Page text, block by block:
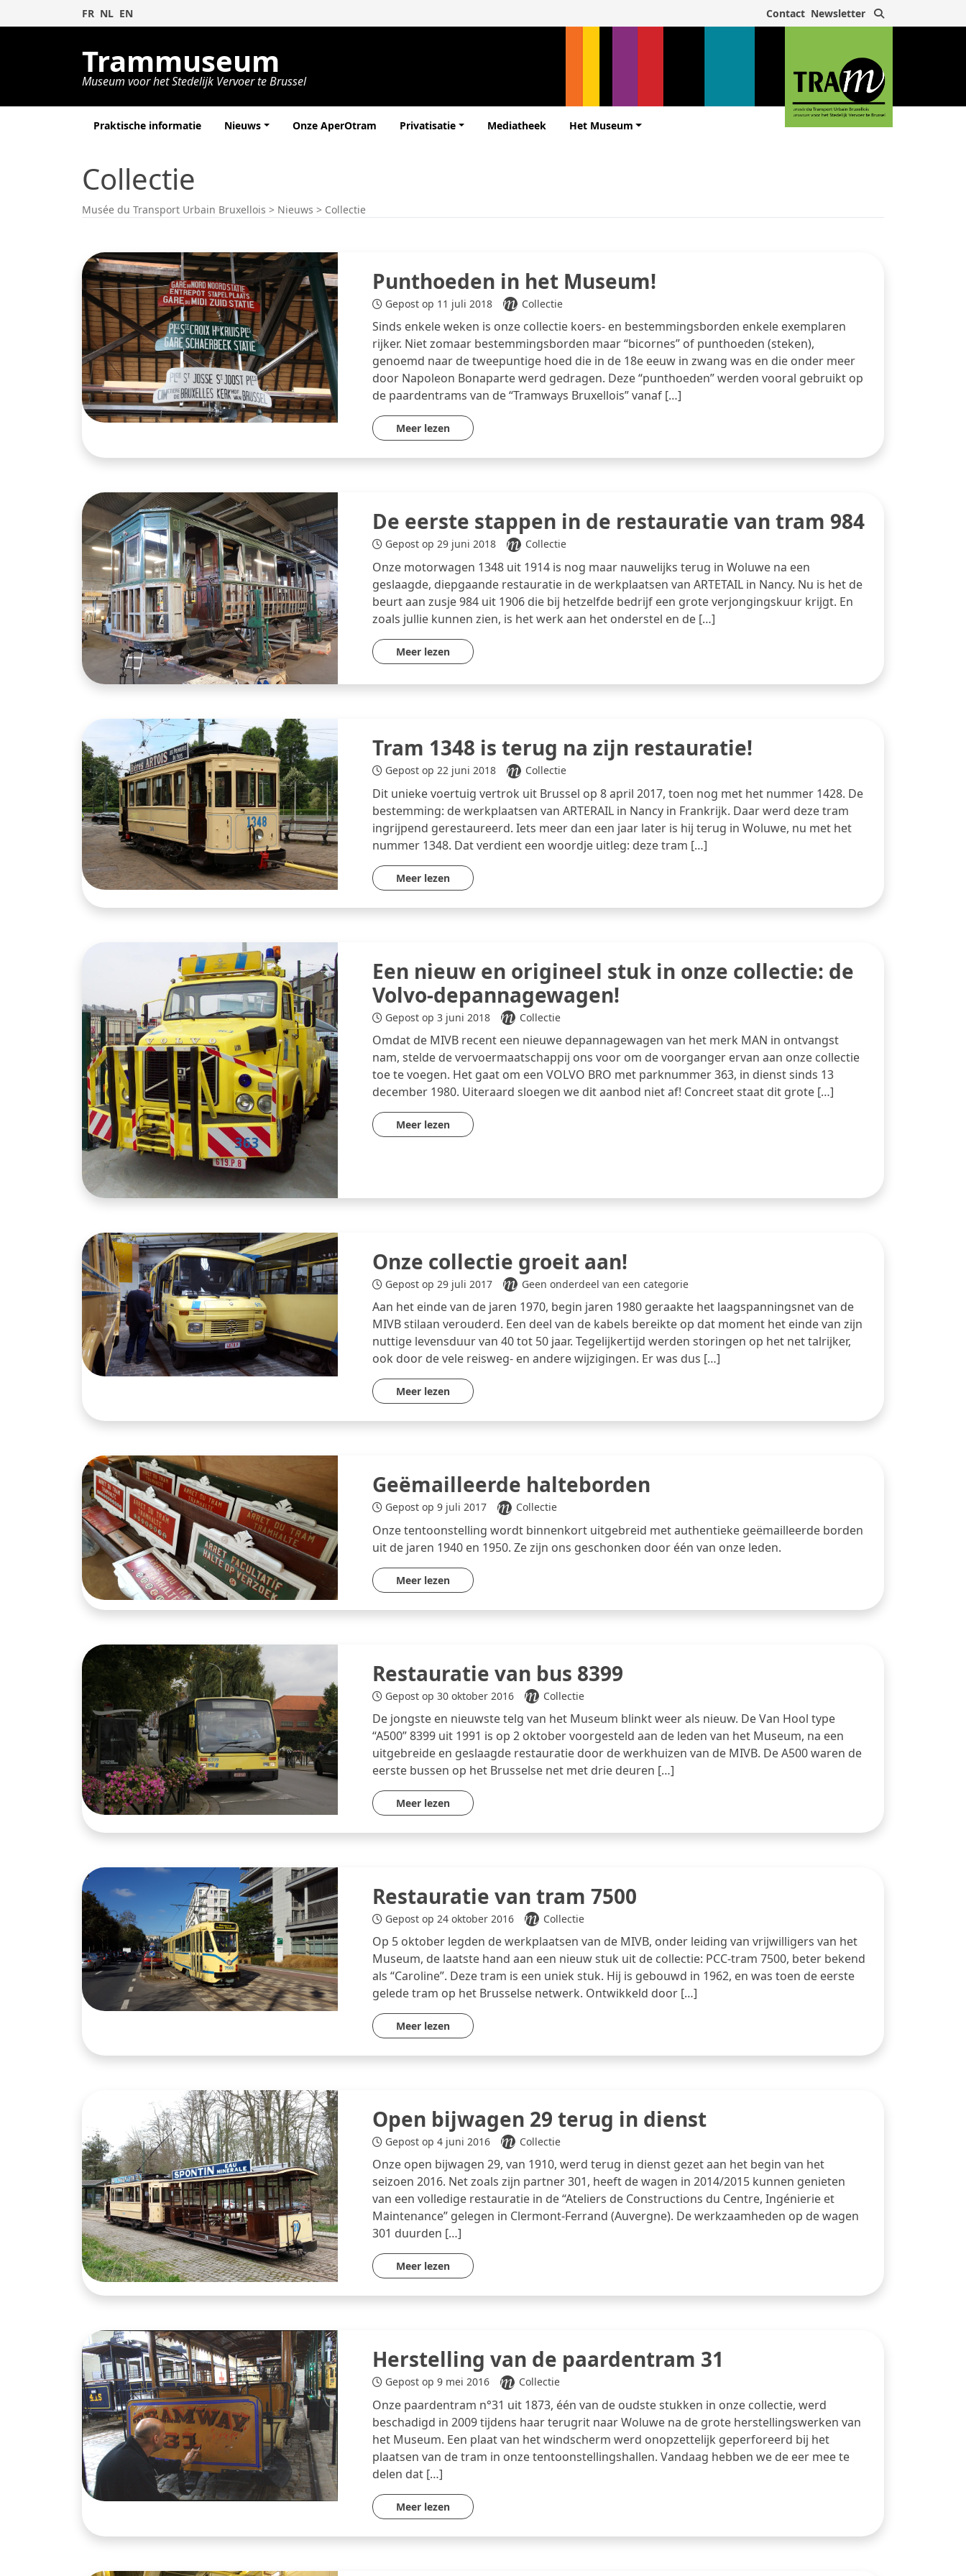
FR NL EN Contact Newsletter
Trammuseum
Museum voor het Stedelijk Vervoer te Brussel
Praktische informatie Nieuws Onze AperOtram Privatisatie Mediatheek Het Museum
Collectie
Musée du Transport Urbain Bruxellois > Nieuws > Collectie
Punthoeden in het Museum!
Gepost op 11 juli 2018 Collectie
Sinds enkele weken is onze collectie koers- en bestemmingsborden enkele exemplaren
rijker. Niet zomaar bestemmingsborden maar “bicornes” of punthoeden (steken),
genoemd naar de tweepuntige hoed die in de 18e eeuw in zwang was en die onder meer
door Napoleon Bonaparte werd gedragen. Deze “punthoeden” werden vooral gebruikt op
de paardentrams van de “Tramways Bruxellois” vanaf […]
Meer lezen
De eerste stappen in de restauratie van tram 984
Gepost op 29 juni 2018 Collectie
Onze motorwagen 1348 uit 1914 is nog maar nauwelijks terug in Woluwe na een
geslaagde, diepgaande restauratie in de werkplaatsen van ARTETAIL in Nancy. Nu is het de
beurt aan zusje 984 uit 1906 die bij hetzelfde bedrijf een grote verjongingskuur krijgt. En
zoals jullie kunnen zien, is het werk aan het onderstel en de […]
Meer lezen
Tram 1348 is terug na zijn restauratie!
Gepost op 22 juni 2018 Collectie
Dit unieke voertuig vertrok uit Brussel op 8 april 2017, toen nog met het nummer 1428. De
bestemming: de werkplaatsen van ARTERAIL in Nancy in Frankrijk. Daar werd deze tram
ingrijpend gerestaureerd. Iets meer dan een jaar later is hij terug in Woluwe, nu met het
nummer 1348. Dat verdient een woordje uitleg: deze tram […]
Meer lezen
Een nieuw en origineel stuk in onze collectie: de
Volvo-depannagewagen!
Gepost op 3 juni 2018 Collectie
Omdat de MIVB recent een nieuwe depannagewagen van het merk MAN in ontvangst
nam, stelde de vervoermaatschappij ons voor om de voorganger ervan aan onze collectie
toe te voegen. Het gaat om een VOLVO BRO met parknummer 363, in dienst sinds 13
december 1980. Uiteraard sloegen we dit aanbod niet af! Concreet staat dit grote […]
Meer lezen
Onze collectie groeit aan!
Gepost op 29 juli 2017 Geen onderdeel van een categorie
Aan het einde van de jaren 1970, begin jaren 1980 geraakte het laagspanningsnet van de
MIVB stilaan verouderd. Een deel van de kabels bereikte op dat moment het einde van zijn
nuttige levensduur van 40 tot 50 jaar. Tegelijkertijd werden storingen op het net talrijker,
ook door de vele reisweg- en andere wijzigingen. Er was dus […]
Meer lezen
Geëmailleerde halteborden
Gepost op 9 juli 2017 Collectie
Onze tentoonstelling wordt binnenkort uitgebreid met authentieke geëmailleerde borden
uit de jaren 1940 en 1950. Ze zijn ons geschonken door één van onze leden.
Meer lezen
Restauratie van bus 8399
Gepost op 30 oktober 2016 Collectie
De jongste en nieuwste telg van het Museum blinkt weer als nieuw. De Van Hool type
“A500” 8399 uit 1991 is op 2 oktober voorgesteld aan de leden van het Museum, na een
uitgebreide en geslaagde restauratie door de werkhuizen van de MIVB. De A500 waren de
eerste bussen op het Brusselse net met drie deuren […]
Meer lezen
Restauratie van tram 7500
Gepost op 24 oktober 2016 Collectie
Op 5 oktober legden de werkplaatsen van de MIVB, onder leiding van vrijwilligers van het
Museum, de laatste hand aan een nieuw stuk uit de collectie: PCC-tram 7500, beter bekend
als “Caroline”. Deze tram is een uniek stuk. Hij is gebouwd in 1962, en was toen de eerste
gelede tram op het Brusselse netwerk. Ontwikkeld door […]
Meer lezen
Open bijwagen 29 terug in dienst
Gepost op 4 juni 2016 Collectie
Onze open bijwagen 29, van 1910, werd terug in dienst gezet aan het begin van het
seizoen 2016. Net zoals zijn partner 301, heeft de wagen in 2014/2015 kunnen genieten
van een volledige restauratie in de “Ateliers de Constructions du Centre, Ingénierie et
Maintenance” gelegen in Clermont-Ferrand (Auvergne). De werkzaamheden op de wagen
301 duurden […]
Meer lezen
Herstelling van de paardentram 31
Gepost op 9 mei 2016 Collectie
Onze paardentram n°31 uit 1873, één van de oudste stukken in onze collectie, werd
beschadigd in 2009 tijdens haar terugrit naar Woluwe na de grote herstellingswerken van
het Museum. Een plaat van het windscherm werd onopzettelijk geperforeerd bij het
plaatsen van de tram in onze tentoonstellingshallen. Vandaag hebben we de eer mee te
delen dat […]
Meer lezen